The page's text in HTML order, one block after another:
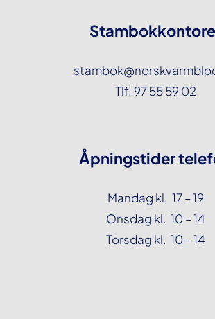
Tlf. 97 55 59 02
Åpningstider
Mandag kl. 17 – 19
Onsdag kl. 10 – 14
Torsdag kl. 10 – 14